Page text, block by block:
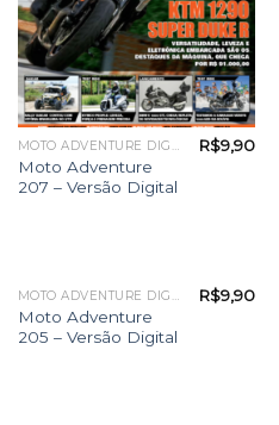
MOTO ADVENTURE DIGITAL
Moto Adventure
207 – Versão Digital
R$9,90
MOTO ADVENTURE DIGITAL
Moto Adventure
205 – Versão Digital
R$9,90